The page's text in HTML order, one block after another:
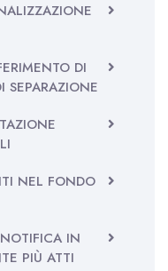
DI
SEPARAZIONE
NEL FONDO
IN
PIÙ ATTI